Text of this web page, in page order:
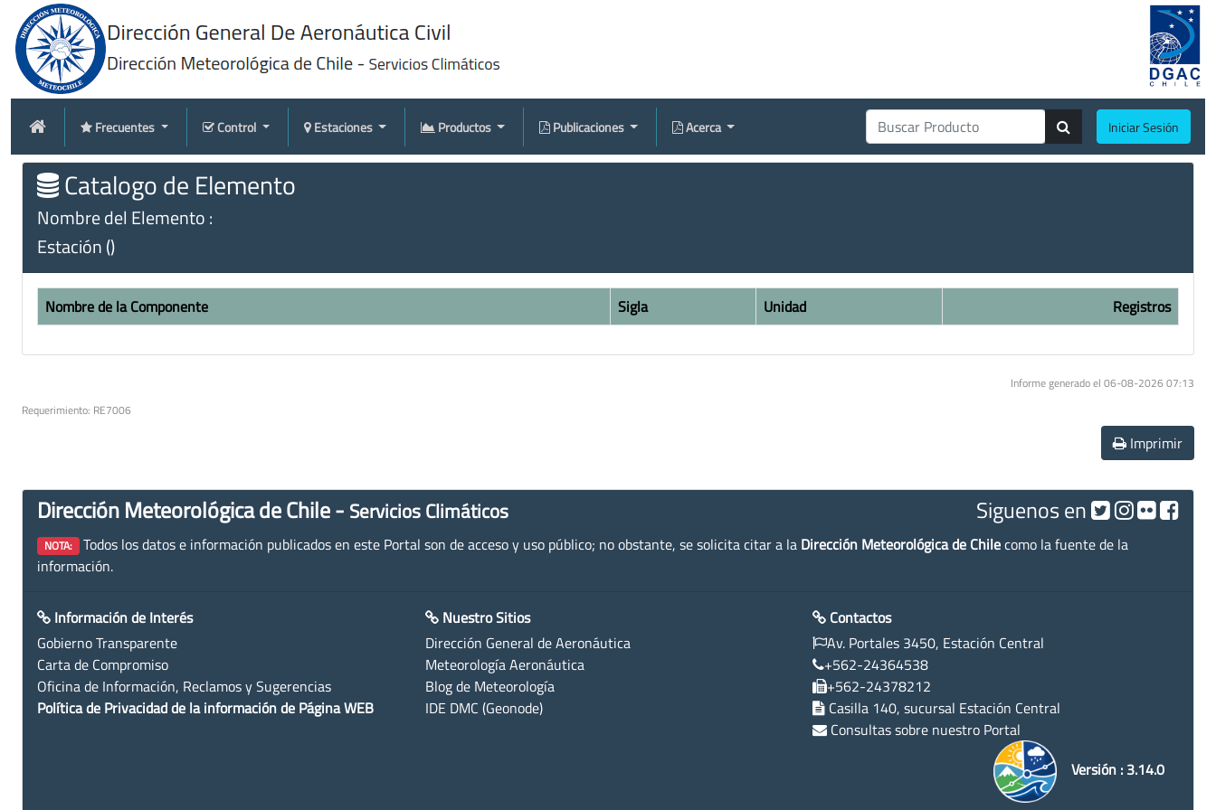
Frecuentes Control Estaciones Productos Publicaciones Acerca Iniciar Sesión
Catalogo de Elemento
Nombre del Elemento :
Estación ()
Nombre de la Componente Sigla Unidad Registros
Informe generado el 06-08-2026 07:13
Requerimiento: RE7006
Imprimir
Dirección Meteorológica de Chile - Servicios Climáticos Siguenos en
NOTA: Todos los datos e información publicados en este Portal son de acceso y uso público; no obstante, se solicita citar a la Dirección Meteorológica de Chilecomo la fuente de la
información.
Información de Interés
Gobierno Transparente
Carta de Compromiso
Oficina de Información, Reclamos y Sugerencias
Política de Privacidad de la información de Página WEB
Nuestro Sitios
Dirección General de Aeronáutica
Meteorología Aeronáutica
Blog de Meteorología
IDE DMC (Geonode)
Contactos
Av. Portales 3450, Estación Central
+562-24364538
+562-24378212
Casilla 140, sucursal Estación Central
Consultas sobre nuestro Portal
Versión : 3.14.0